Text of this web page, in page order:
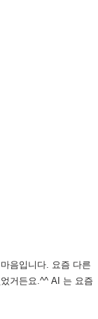
음입니다. 요즘 다른
거든요.^^ AI 는 요즘